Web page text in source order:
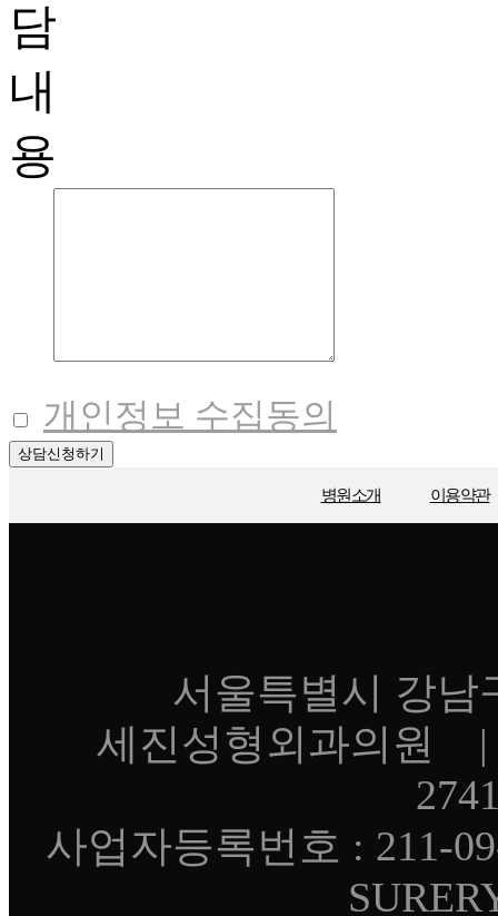
개인정보 수집동의
상담신청하기
병원소개 이용약관
서울특별시 강남
세진성형외과의원
사업자등록번호 : 211-